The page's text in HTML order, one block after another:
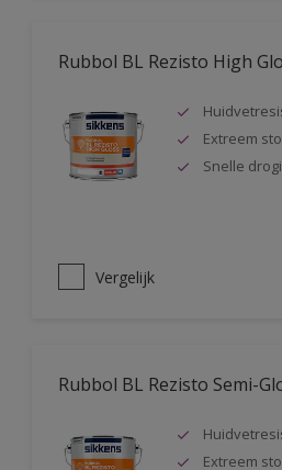
Rubbol BL Rezisto High
Extreem
Snelle
Vergelijk
Rubbol BL Rezisto Semi-
Extreem